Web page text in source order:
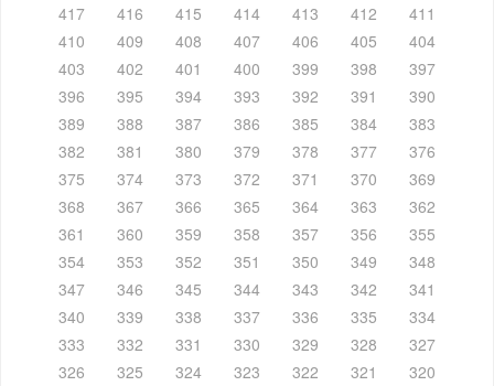
417
416 415 414 413 412
411
410
409 408 407 406 405
404
403
402 401 400 399 398
397
396
395 394 393 392 391
390
389
388 387 386 385 384
383
382
381 380 379 378 377
376
375
374 373 372 371 370
369
368
367 366 365 364 363
362
361
360 359 358 357 356
355
354
353 352 351 350 349
348
347
346 345 344 343 342
341
340
339 338 337 336 335
334
333
332 331 330 329 328
327
326
325 324 323 322 321
320